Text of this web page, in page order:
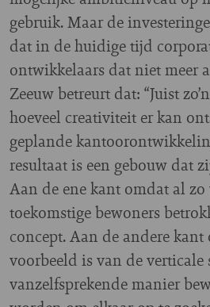
gebruik. Maar de
dat in de huidige tijd
ontwikkelaars dat niet meer
Zeeuw betreurt dat: “Juist
hoeveel creativiteit er kan
geplande
resultaat is een gebouw dat
Aan de ene kant omdat al zo
toekomstige bewoners
concept. Aan de andere
voorbeeld is van de verticale
vanzelfsprekende manier